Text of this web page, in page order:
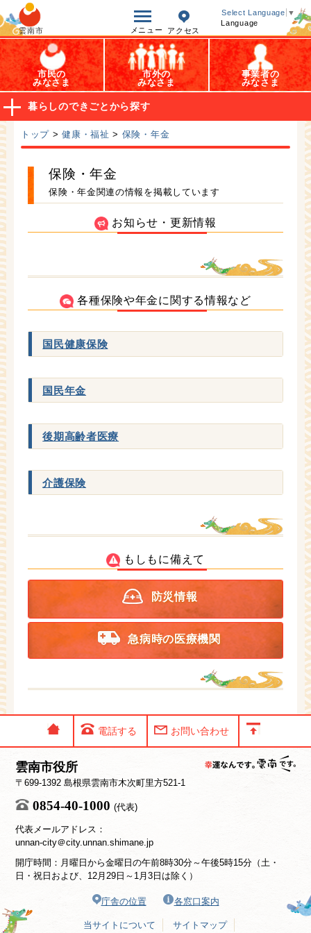
雲南市 メニュー アクセス
Select Language ▼
Language
オープンデータ
市民の
みなさま
市外の
みなさま
事業者の
みなさま
暮らしのできごとから探す
トップ >健康・福祉 > 保険・年金
保険・年金
保険・年金関連の情報を掲載しています
お知らせ・更新情報
各種保険や年金に関する情報など
国民健康保険
国民年金
後期高齢者医療
介護保険
もしもに備えて
防災情報
急病時の医療機関
電話する お問い合わせ
雲南市役所
〒699-1392 島根県雲南市木次町里方521-1
0854-40-1000 (代表)
代表メールアドレス：
unnan-city＠city.unnan.shimane.jp
開庁時間：月曜日から金曜日の午前8時30分～午後5時15分（土・
日・祝日および、12月29日～1月3日は除く）
庁舎の位置 各窓口案内
当サイトについて サイトマップ